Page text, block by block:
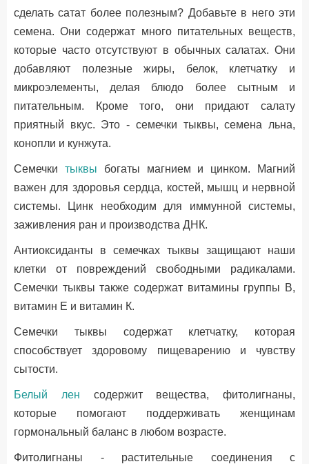
сделать сатат более полезным? Добавьте в него эти
семена. Они содержат много питательных веществ,
которые часто отсутствуют в обычных салатах. Они
добавляют полезные жиры, белок, клетчатку и
микроэлементы, делая блюдо более сытным и
питательным. Кроме того, они придают салату
приятный вкус. Это - семечки тыквы, семена льна,
конопли и кунжута.
Семечки тыквы богаты магнием и цинком. Магний
важен для здоровья сердца, костей, мышц и нервной
системы. Цинк необходим для иммунной системы,
заживления ран и производства ДНК.
Антиоксиданты в семечках тыквы защищают наши
клетки от повреждений свободными радикалами.
Семечки тыквы также содержат витамины группы В,
витамин Е и витамин К.
Семечки тыквы содержат клетчатку, которая
способствует здоровому пищеварению и чувству
сытости.
Белый лен содержит вещества, фитолигнаны,
которые помогают поддерживать женщинам
гормональный баланс в любом возрасте.
Фитолигнаны - растительные соединения с